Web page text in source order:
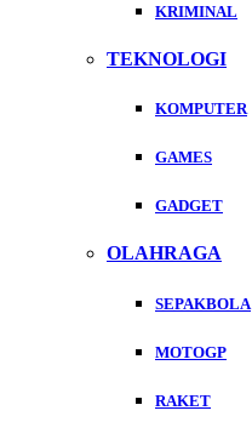
KRIMINAL
TEKNOLOGI
KOMPUTER
GAMES
GADGET
OLAHRAGA
SEPAKBOLA
MOTOGP
RAKET